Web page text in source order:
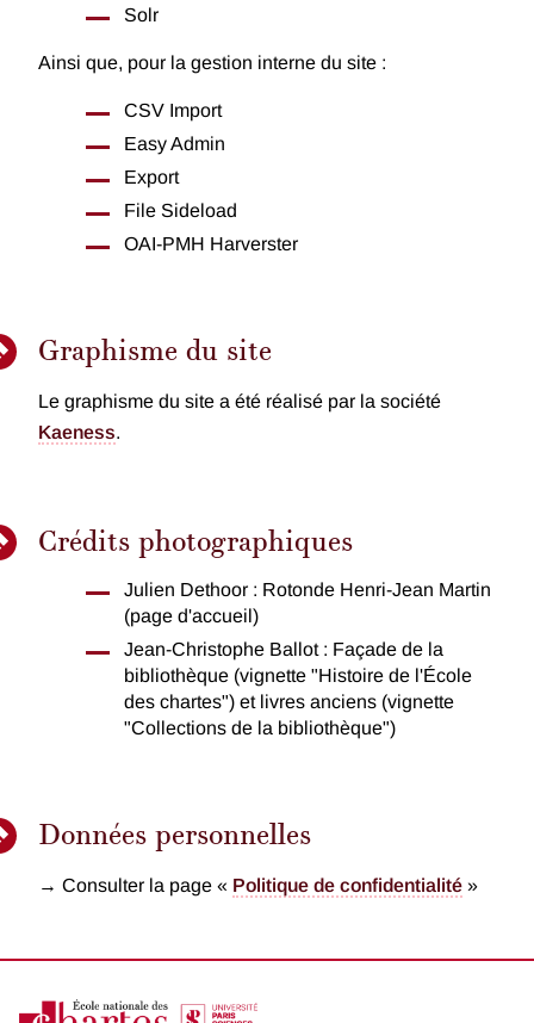
Solr
Ainsi que, pour la gestion interne du site :
CSV Import
Easy Admin
Export
File Sideload
OAI-PMH Harverster
Graphisme du site
Le graphisme du site a été réalisé par la société
Kaeness.
Crédits photographiques
Julien Dethoor : Rotonde Henri-Jean Martin
(page d'accueil)
Jean-Christophe Ballot : Façade de la
bibliothèque (vignette "Histoire de l'École
des chartes") et livres anciens (vignette
"Collections de la bibliothèque")
Données personnelles
→ Consulter la page « Politique de confidentialité »